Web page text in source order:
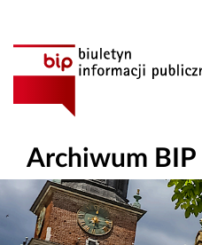
Archiwum BIP